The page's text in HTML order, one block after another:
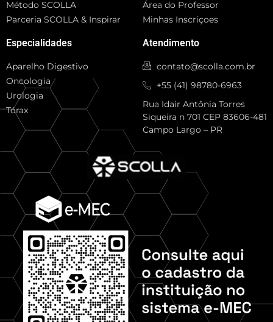
Método SCOLLA
Parceria SCOLLA & Inspirar
Especialidades
Aparelho Digestivo
Oncologia
Urologia
Tórax
Área do Professor
Minhas Inscriçoes
Atendimento
contato@scolla.com.br
+55 (41) 98780-6963
Rua Idair Antônia Torres
Siqueira n 701 CEP 83606-481
Campo Largo – PR